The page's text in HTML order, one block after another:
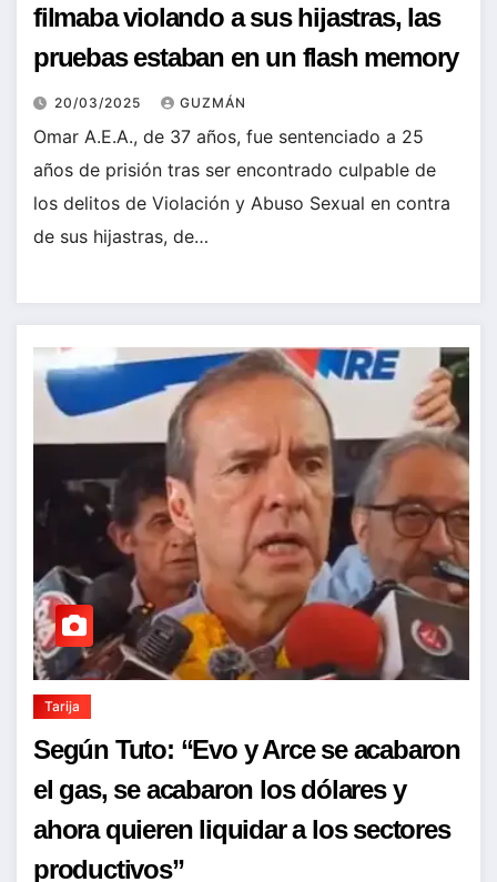
filmaba violando a sus hijastras, las
pruebas estaban en un flash memory
20/03/2025 GUZMÁN
Omar A.E.A., de 37 años, fue sentenciado a 25
años de prisión tras ser encontrado culpable de
los delitos de Violación y Abuso Sexual en contra
de sus hijastras, de…
Tarija
Según Tuto: “Evo y Arce se acabaron
el gas, se acabaron los dólares y
ahora quieren liquidar a los sectores
productivos”